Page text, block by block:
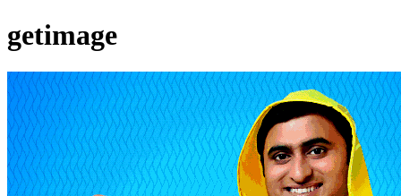
getimage